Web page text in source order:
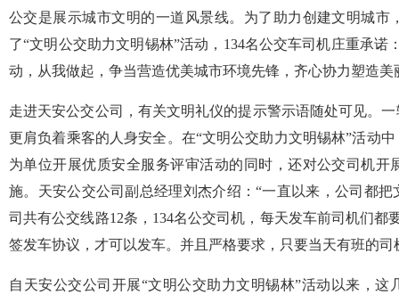
公交是展示城市文明的一道风景线。为了助力创建文明城市
了“文明公交助力文明锡林”活动，134名公交车司机庄重承诺
动，从我做起，争当营造优美城市环境先锋，齐心协力塑造美
走进天安公交公司，有关文明礼仪的提示警示语随处可见。
更肩负着乘客的人身安全。在“文明公交助力文明锡林”活动
为单位开展优质安全服务评审活动的同时，还对公交司机开
施。天安公交公司副总经理刘杰介绍：“一直以来，公司都
司共有公交线路12条，134名公交司机，每天发车前司机们都
签发车协议，才可以发车。并且严格要求，只要当天有班的
自天安公交公司开展“文明公交助力文明锡林”活动以来，